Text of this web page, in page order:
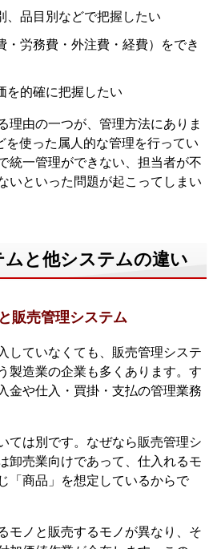
、品目別などで把握したい
・労務費・外注費・経費）をでき
を的確に把握したい
理由の一つが、管理方法にありま
を使った属人的な管理を行ってい
統一管理ができない、担当者が不
いといった問題が起こってしまい
ムと他システムの違い
販売管理システム
していなくても、販売管理システ
製造業の企業も多くあります。す
金や仕入・買掛・支払の管理業務
ては別です。なぜなら販売管理シ
卸売業向けであって、仕入れるモ
「商品」を想定しているからで
モノと販売するモノが異なり、そ